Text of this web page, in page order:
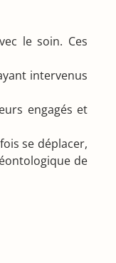
le soin. Ces
intervenus
engagés et
se déplacer,
de